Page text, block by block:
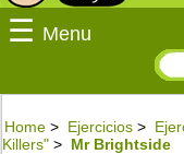
☰ Menu
Home > Ejercicios >
Killers" > Mr Brightside